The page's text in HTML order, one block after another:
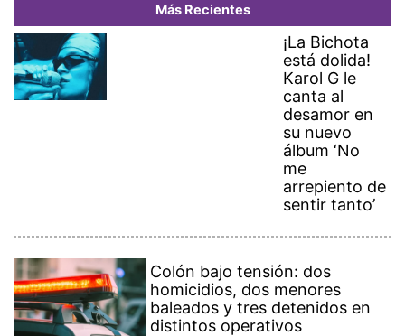
Más Recientes
¡La Bichota
está dolida!
Karol G le
canta al
desamor en
su nuevo
álbum ‘No
me
arrepiento de
sentir tanto’
Colón bajo tensión: dos
homicidios, dos menores
baleados y tres detenidos en
distintos operativos